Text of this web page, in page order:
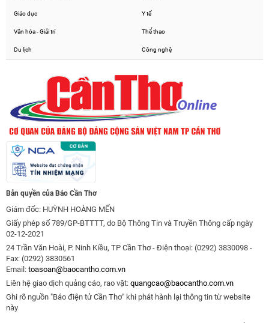
Giáo dục Y tế
Văn hóa - Giải trí Thể thao
Du lịch Công nghệ
Bản quyền của Báo Cần Thơ
Giám đốc: HUỲNH HOÀNG MẾN
Giấy phép số 789/GP-BTTTT, do Bộ Thông Tin và Truyền Thông cấp ngày
02-12-2021
24 Trần Văn Hoài, P. Ninh Kiều, TP Cần Thơ - Điện thoại: (0292) 3830098 -
Fax: (0292) 3830561
Email: toasoan@baocantho.com.vn
Liên hệ giao dịch quảng cáo, rao vặt: quangcao@baocantho.com.vn
Ghi rõ nguồn "Báo điện tử Cần Thơ" khi phát hành lại thông tin từ website
này